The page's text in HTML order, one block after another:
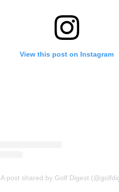
View this post on Instagram
A post shared by Golf Digest